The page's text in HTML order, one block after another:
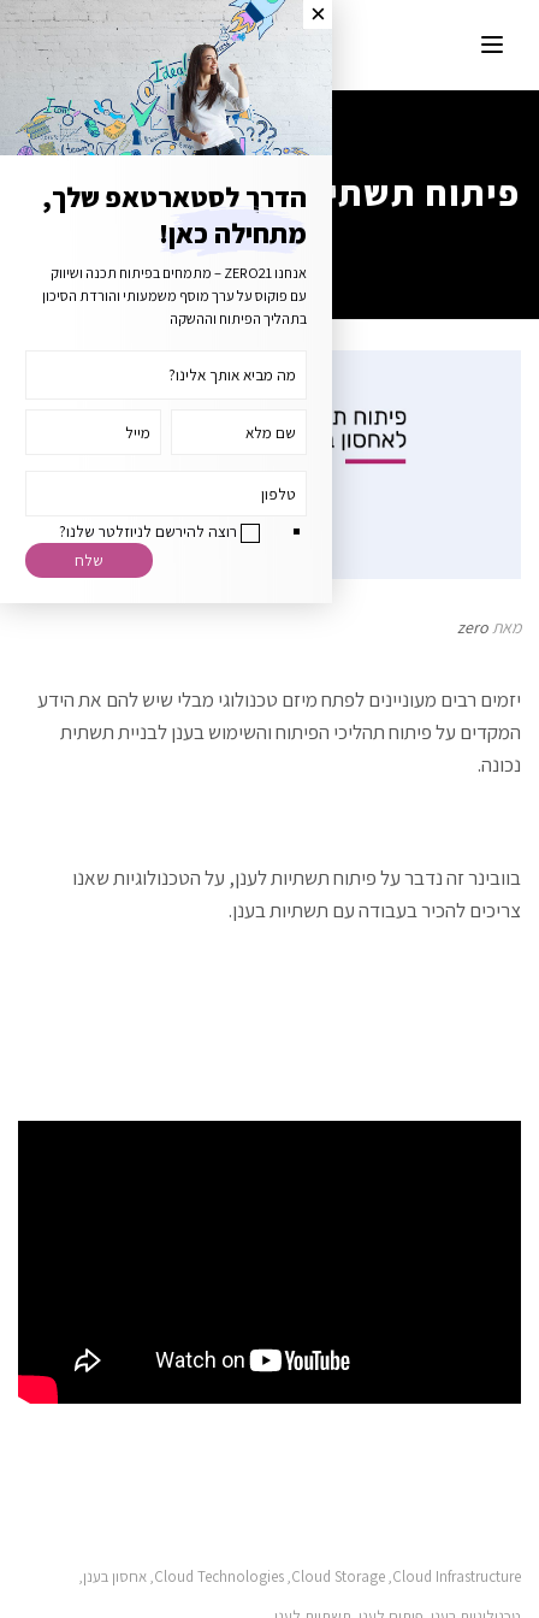
פיתוח תשתיות לאחסון בענן
מאתzero
יזמים רבים מעוניינים לפתח מיזם טכנולוגי מבלי שיש להם את הידע
המקדים על פיתוח תהליכי הפיתוח והשימוש בענן לבניית תשתית
נכונה.
בוובינר זה נדבר על פיתוח תשתיות לענן, על הטכנולוגיות שאנו
צריכים להכיר בעבודה עם תשתיות בענן.
Cloud Infrastructure
,
Cloud Storage
,
Cloud Technologies
, אחסון בענן,
הדרך לסטארטאפ שלך,
מתחילה כאן!
בתהליך הפיתוח וההשקה